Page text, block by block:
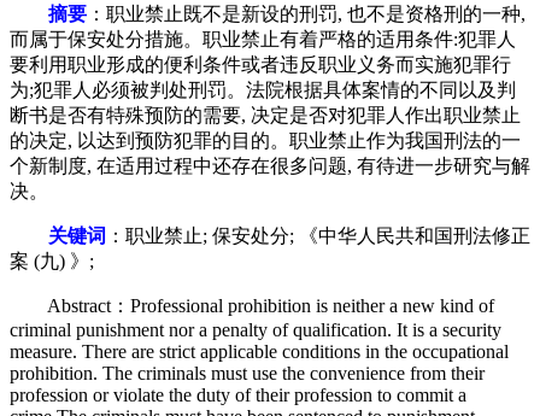
摘要 ：职业禁止既不是新设的刑罚, 也不是资格刑的一种,
而属于保安处分措施。职业禁止有着严格的适用条件:犯罪人
要利用职业形成的便利条件或者违反职业义务而实施犯罪行
为;犯罪人必须被判处刑罚。法院根据具体案情的不同以及判
断书是否有特殊预防的需要, 决定是否对犯罪人作出职业禁止
的决定, 以达到预防犯罪的目的。职业禁止作为我国刑法的一
个新制度, 在适用过程中还存在很多问题, 有待进一步研究与解
决。
关键词 ：职业禁止; 保安处分; 《中华人民共和国刑法修正
案 (九) 》;
Abstract：Professional prohibition is neither a new kind of
criminal punishment nor a penalty of qualification. It is a security
measure. There are strict applicable conditions in the occupational
prohibition. The criminals must use the convenience from their
profession or violate the duty of their profession to commit a